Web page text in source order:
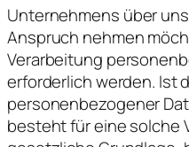
Unternehmens über
Anspruch nehmen
Verarbeitung
erforderlich werden. Ist
personenbezogener
besteht für eine solche